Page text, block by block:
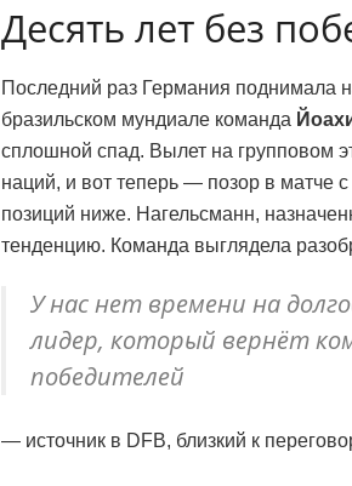
Десять лет без
Последний раз Германия поднимала
бразильском мундиале команда
сплошной спад. Вылет на групповом
наций, и вот теперь — позор в матче
позиций ниже. Нагельсманн,
тенденцию. Команда выглядела
У нас нет времени на
лидер, который вернёт
победителей
— источник в DFB, близкий к